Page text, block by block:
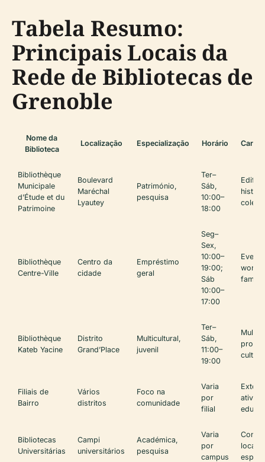
Tabela Resumo:
Principais Locais da
Rede de Bibliotecas de
Grenoble
Nome da
Biblioteca
Localização Especialização Horário
Bibliothèque
Municipale
d’Étude et du
Patrimoine
Boulevard
Maréchal
Lyautey
Património,
pesquisa
Ter–
Sáb,
10:00–
18:00
Bibliothèque
Centre-Ville
Centro da
cidade
Empréstimo
geral
Seg–
Sex,
10:00–
19:00;
Sáb
10:00–
17:00
Bibliothèque
Kateb Yacine
Distrito
Grand’Place
Multicultural,
juvenil
Ter–
Sáb,
11:00–
19:00
Filiais de
Bairro
Vários
distritos
Foco na
comunidade
Varia
por
filial
Bibliotecas
Universitárias
Campi
universitários
Académica,
pesquisa
Varia
por
campus
local,